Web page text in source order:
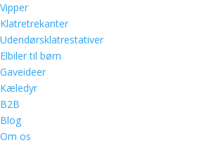
Vipper
Klatretrekanter
Udendørsklatrestativer
Elbiler til børn
Gaveideer
Kæledyr
B2B
Blog
Om os